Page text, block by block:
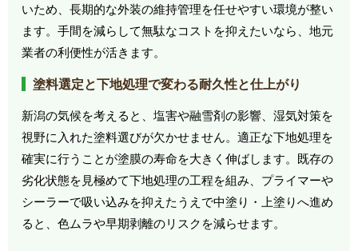
いため、長期的な外装の維持管理を任せやすい環境が整い
ます。手間を減らして無駄なコストを抑えたいなら、地元
業者の利便性が活きます。
塗料選定と下地処理で変わる耐久性と仕上がり
新潟の気候を考えると、塩害や融雪剤の影響、湿気対策を
視野に入れた塗料選びが欠かせません。適正な下地処理を
確実に行うことが塗膜の寿命を大きく伸ばします。既存の
劣化状態を見極めて下地処理の工程を組み、プライマーや
シーラーで吸い込みを抑えたうえで中塗り・上塗りへ進め
ると、色ムラや早期剥離のリスクを減らせます。